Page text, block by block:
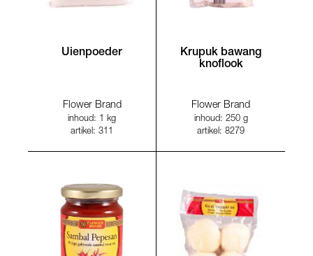
Uienpoeder
Flower Brand
inhoud: 1 kg
artikel: 311
Krupuk bawang
knoflook
Flower Brand
inhoud: 250 g
artikel: 8279